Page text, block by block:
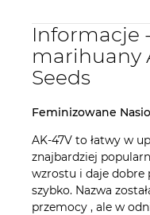
Informacje
marihuany
Seeds
Feminizowane
AK-47V to łatwy w
znajbardziej
wzrostu i daje dobre
szybko. Nazwa
przemocy , ale w